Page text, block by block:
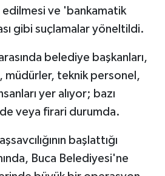
ve 'bankamatik
gibi suçlamalar yöneltildi.
belediye başkanları,
müdürler, teknik personel,
yer alıyor; bazı
veya firari durumda.
başlattığı
Buca Belediyesi'ne